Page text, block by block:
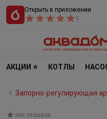
Открыть в приложении
1
АКЦИИ ⭐ КОТЛЫ
Запорно-регулирующая
нет отзывов